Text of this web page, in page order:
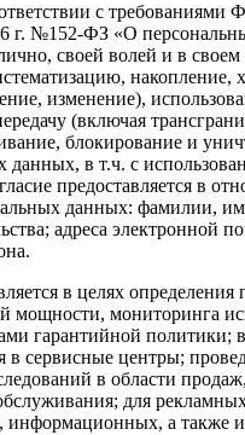
с требованиями
г. №152-ФЗ «О
своей волей и в своем
накопление,
изменение),
(включая
блокирование и
в т.ч. с
предоставляется в
данных: фамилии,
адреса электронной
в целях определения
мощности, мониторинга
гарантийной политики;
в сервисные центры;
в области
для
информационных, а также